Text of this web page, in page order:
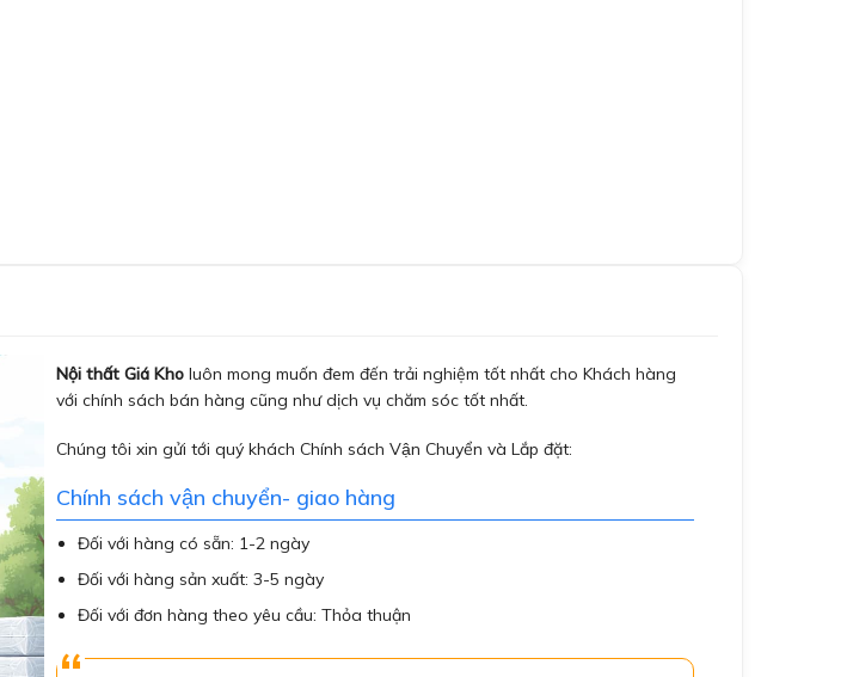
Nội thất Giá Kho luôn mong muốn đem đến trải nghiệm tốt nhất cho Khách hàng
với chính sách bán hàng cũng như dịch vụ chăm sóc tốt nhất.
Chúng tôi xin gửi tới quý khách Chính sách Vận Chuyển và Lắp đặt:
Chính sách vận chuyển- giao hàng
Đối với hàng có sẵn: 1-2 ngày
Đối với hàng sản xuất: 3-5 ngày
Đối với đơn hàng theo yêu cầu: Thỏa thuận